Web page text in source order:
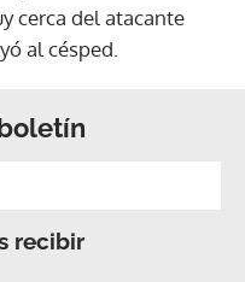
cerca del atacante
al césped.
recibir